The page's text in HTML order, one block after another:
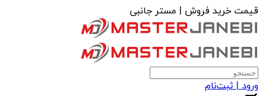
قیمت خرید فروش | مستر جانبی
ورود | ثبت‌نام